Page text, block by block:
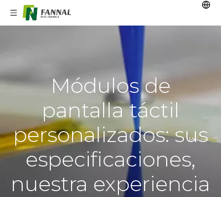
Módulos de
pantalla táctil
personalizados: sus
especificaciones,
nuestra experiencia
Más >>